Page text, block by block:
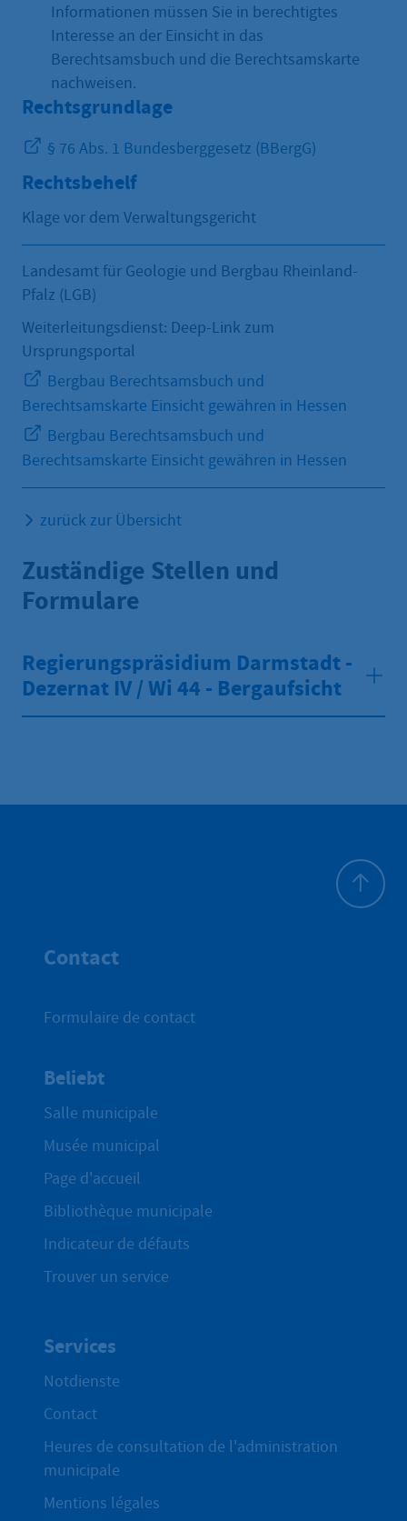
Informationen müssen Sie in berechtigtes
Interesse an der Einsicht in das
Berechtsamsbuch und die Berechtsamskarte
nachweisen.
Rechtsgrundlage
§ 76 Abs. 1 Bundesberggesetz (BBergG)
Rechtsbehelf
Klage vor dem Verwaltungsgericht
Landesamt für Geologie und Bergbau Rheinland-
Pfalz (LGB)
Weiterleitungsdienst: Deep-Link zum
Ursprungsportal
Bergbau Berechtsamsbuch und
Berechtsamskarte Einsicht gewähren in Hessen
Bergbau Berechtsamsbuch und
Berechtsamskarte Einsicht gewähren in Hessen
zurück zur Übersicht
Zuständige Stellen und
Formulare
Regierungspräsidium Darmstadt -
Dezernat IV / Wi 44 - Bergaufsicht
Contact
Formulaire de contact
Beliebt
Salle municipale
Musée municipal
Page d'accueil
Bibliothèque municipale
Indicateur de défauts
Trouver un service
Services
Notdienste
Contact
Heures de consultation de l'administration
municipale
Mentions légales